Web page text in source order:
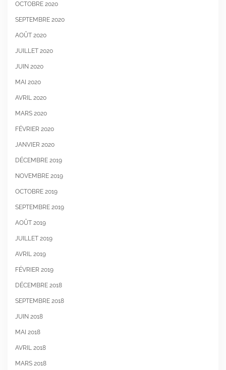
OCTOBRE 2020
SEPTEMBRE 2020
AOÛT 2020
JUILLET 2020
JUIN 2020
MAI 2020
AVRIL 2020
MARS 2020
FÉVRIER 2020
JANVIER 2020
DÉCEMBRE 2019
NOVEMBRE 2019
OCTOBRE 2019
SEPTEMBRE 2019
AOÛT 2019
JUILLET 2019
AVRIL 2019
FÉVRIER 2019
DÉCEMBRE 2018
SEPTEMBRE 2018
JUIN 2018
MAI 2018
AVRIL 2018
MARS 2018